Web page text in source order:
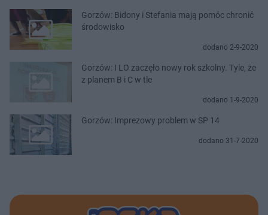
Gorzów: Bidony i Stefania mają pomóc chronić
środowisko
dodano 2-9-2020
Gorzów: I LO zaczęło nowy rok szkolny. Tyle, że
z planem B i C w tle
dodano 1-9-2020
Gorzów: Imprezowy problem w SP 14
dodano 31-7-2020